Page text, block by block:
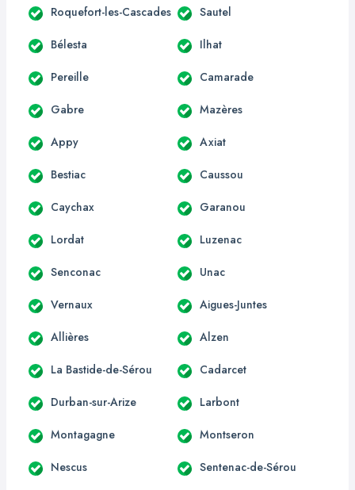
Roquefort-les-Cascades Sautel
Bélesta Ilhat
Pereille Camarade
Gabre Mazères
Appy Axiat
Bestiac Caussou
Caychax Garanou
Lordat Luzenac
Senconac Unac
Vernaux Aigues-Juntes
Allières Alzen
La Bastide-de-Sérou Cadarcet
Durban-sur-Arize Larbont
Montagagne Montseron
Nescus Sentenac-de-Sérou